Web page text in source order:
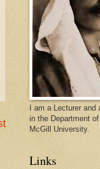
I am a Lecturer
in the Department
McGill University.
Links